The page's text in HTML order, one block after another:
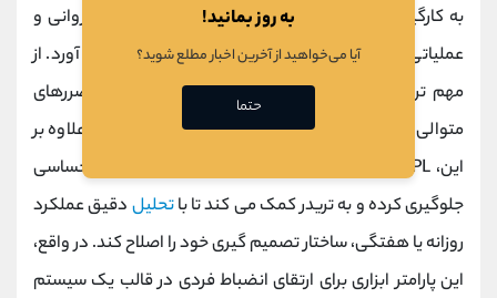
به‌ کارگیری MPL به عنوان یک چارچوب کنترلی، مزایای روانی و
عملیاتی بسیار ارزشمندی را برای معامله‌ گر به ارمغان می‌ آورد. از
مهم‌ ترین مزایای این رویکرد، قطع زودهنگام زنجیره ضررهای
متوالی و محدودسازی آسیب‌ های وارده به حساب است. علاوه بر
این، MPL با ایجاد انسجام رفتاری، از اتخاذ تصمیمات احساسی
جلوگیری کرده و به تریدر کمک می‌ کند تا باتحلیل دقیق عملکرد
روزانه یا هفتگی، ساختار تصمیم‌ گیری خود را اصلاح کند. در واقع،
این پارامتر ابزاری برای ارتقای انضباط فردی در قالب یک سیستم
به روز بمانید!
آیا می‌خواهید از آخرین اخبار مطلع شوید؟
حتما